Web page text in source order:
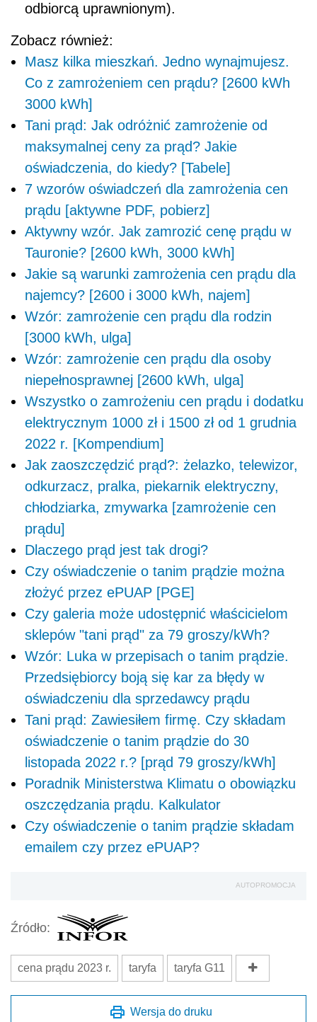
odbiorcą uprawnionym).
Zobacz również:
Masz kilka mieszkań. Jedno wynajmujesz.
Co z zamrożeniem cen prądu? [2600 kWh
3000 kWh]
Tani prąd: Jak odróżnić zamrożenie od
maksymalnej ceny za prąd? Jakie
oświadczenia, do kiedy? [Tabele]
7 wzorów oświadczeń dla zamrożenia cen
prądu [aktywne PDF, pobierz]
Aktywny wzór. Jak zamrozić cenę prądu w
Tauronie? [2600 kWh, 3000 kWh]
Jakie są warunki zamrożenia cen prądu dla
najemcy? [2600 i 3000 kWh, najem]
Wzór: zamrożenie cen prądu dla rodzin
[3000 kWh, ulga]
Wzór: zamrożenie cen prądu dla osoby
niepełnosprawnej [2600 kWh, ulga]
Wszystko o zamrożeniu cen prądu i dodatku
elektrycznym 1000 zł i 1500 zł od 1 grudnia
2022 r. [Kompendium]
Jak zaoszczędzić prąd?: żelazko, telewizor,
odkurzacz, pralka, piekarnik elektryczny,
chłodziarka, zmywarka [zamrożenie cen
prądu]
Dlaczego prąd jest tak drogi?
Czy oświadczenie o tanim prądzie można
złożyć przez ePUAP [PGE]
Czy galeria może udostępnić właścicielom
sklepów "tani prąd" za 79 groszy/kWh?
Wzór: Luka w przepisach o tanim prądzie.
Przedsiębiorcy boją się kar za błędy w
oświadczeniu dla sprzedawcy prądu
Tani prąd: Zawiesiłem firmę. Czy składam
oświadczenie o tanim prądzie do 30
listopada 2022 r.? [prąd 79 groszy/kWh]
Poradnik Ministerstwa Klimatu o obowiązku
oszczędzania prądu. Kalkulator
Czy oświadczenie o tanim prądzie składam
emailem czy przez ePUAP?
AUTOPROMOCJA
Źródło:
cena prądu 2023 r. taryfa taryfa G11
Wersja do druku